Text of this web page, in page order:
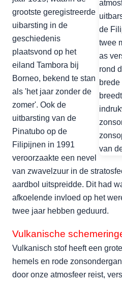
grootste geregistreerde
uibarsting in de
geschiedenis
plaatsvond op het
eiland Tambora bij
Borneo, bekend te stan
als 'het jaar zonder de
zomer'. Ook de
uitbarsting van de
Pinatubo op de
Filipijnen in 1991
veroorzaakte een nevel
van zwavelzuur in de
aardbol uitspreidde. Dit had
afkoelende invloed op het
twee jaar hebben geduurd.
Vulkanische
Vulkanisch stof heeft een
hemels en rode
door onze atmosfeer reist,